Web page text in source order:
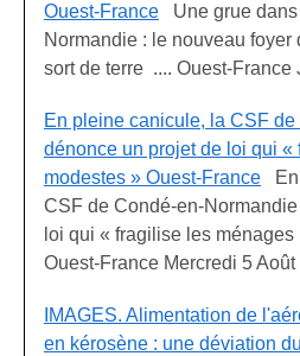
Ouest-France Une grue
Normandie : le nouveau
sort de terre .... Ouest-France
En pleine canicule, la CSF
dénonce un projet de loi qui
modestes » Ouest-France En
CSF de Condé-en-
loi qui « fragilise les ménages
Ouest-France Mercredi 5 Août
IMAGES. Alimentation de
en kérosène : une déviation